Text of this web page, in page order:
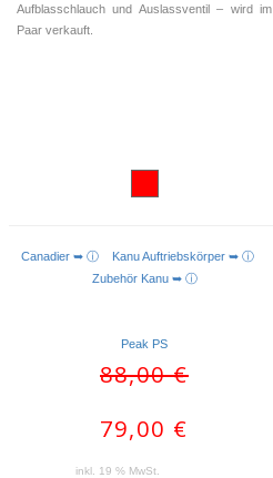
Aufblasschlauch und Auslassventil – wird im
Paar verkauft.
IN DEN WARENKORB
Canadier ➥ ⓘ
Kanu Auftriebskörper ➥ ⓘ
Zubehör Kanu ➥ ⓘ
Peak PS
88,00€
79,00 €
inkl. 19 % MwSt.